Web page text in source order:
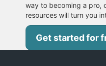
way to becoming a pro,
resources will turn you
Get started for